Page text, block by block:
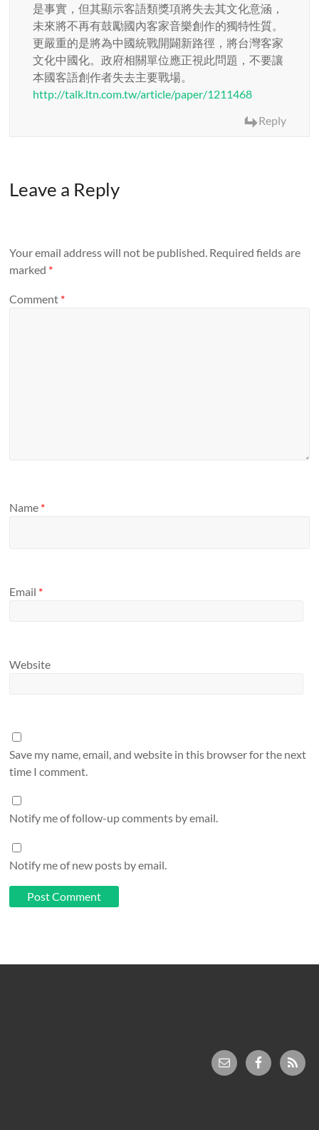
是事實，但其顯示客語類獎項將失去其文化意涵，
未來將不再有鼓勵國內客家音樂創作的獨特性質。
更嚴重的是將為中國統戰開闢新路徑，將台灣客家
文化中國化。政府相關單位應正視此問題，不要讓
本國客語創作者失去主要戰場。
http://talk.ltn.com.tw/article/paper/1211468
Reply
Leave a Reply
Your email address will not be published. Required fields are
marked *
Comment *
Name *
Email *
Website
Save my name, email, and website in this browser for the next
time I comment.
Notify me of follow-up comments by email.
Notify me of new posts by email.